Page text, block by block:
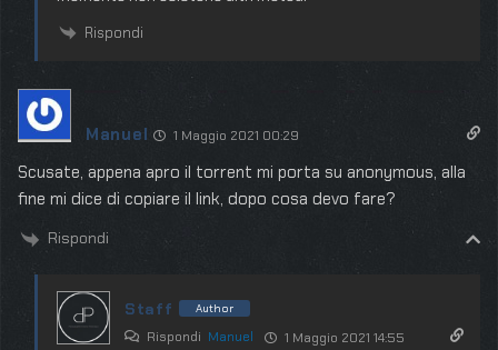
Rispondi
Manuel 1 Maggio 2021 00:29
Scusate, appena apro il torrent mi porta su anonymous, alla
fine mi dice di copiare il link, dopo cosa devo fare?
Rispondi
Staff Author
Rispondi Manuel 1 Maggio 2021 14:55